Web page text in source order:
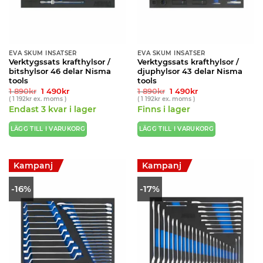
EVA SKUM INSATSER
Verktygssats krafthylsor /
bitshylsor 46 delar Nisma
tools
1 890kr Det
ursprungliga
priset
var:
890kr.
1 490krDet
priset
är:
490kr.
( 1 192krex. moms )
Endast 3 kvar i lager
LÄGG TILL I VARUKORG
EVA SKUM INSATSER
Verktygssats krafthylsor /
djuphylsor 43 delar Nisma
tools
1 890kr Det
ursprungliga
priset
var:
890kr.
1 490krDet
490kr.
( 1 192krex. moms )
Finns i lager
LÄGG TILL I VARUKORG
-16%
Kampanj
-17%
Kampanj